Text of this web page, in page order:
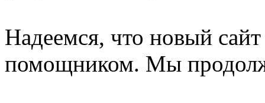
Надеемся, что новый
помощником. Мы